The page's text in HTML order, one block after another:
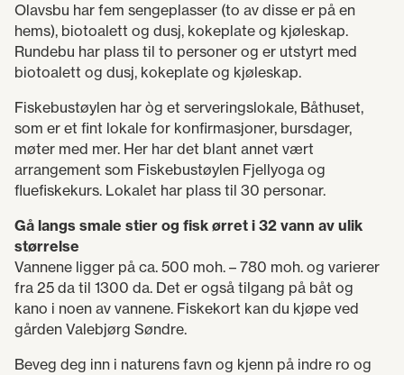
Olavsbu har fem sengeplasser (to av disse er på en
hems), biotoalett og dusj, kokeplate og kjøleskap.
Rundebu har plass til to personer og er utstyrt med
biotoalett og dusj, kokeplate og kjøleskap.
Fiskebustøylen har òg et serveringslokale, Båthuset,
som er et fint lokale for konfirmasjoner, bursdager,
møter med mer. Her har det blant annet vært
arrangement som Fiskebustøylen Fjellyoga og
fluefiskekurs. Lokalet har plass til 30 personar.
Gå langs smale stier og fisk ørret i 32 vann av ulik
størrelse
Vannene ligger på ca. 500 moh. – 780 moh. og varierer
fra 25 da til 1300 da. Det er også tilgang på båt og
kano i noen av vannene. Fiskekort kan du kjøpe ved
gården Valebjørg Søndre.
Beveg deg inn i naturens favn og kjenn på indre ro og